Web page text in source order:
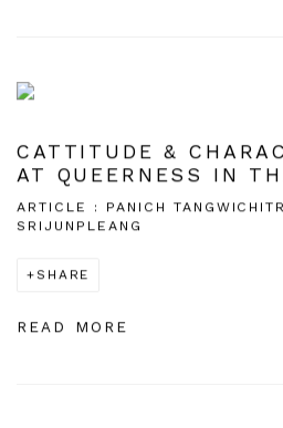
CATTITUDE &
AT QUEERNESS IN
ARTICLE : PANICH
SRIJUNPLEANG
SHARE
READ MORE